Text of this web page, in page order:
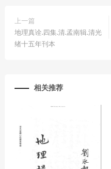
上一篇
地理真诠.四集.清.孟南辑.清光
绪十五年刊本
相关推荐